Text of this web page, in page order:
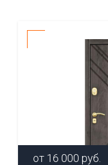
от 16 000 руб.